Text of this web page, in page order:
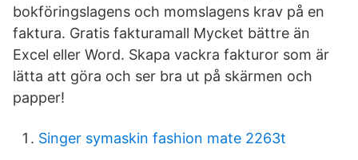
bokföringslagens och momslagens krav på en
faktura. Gratis fakturamall Mycket bättre än
Excel eller Word. Skapa vackra fakturor som är
lätta att göra och ser bra ut på skärmen och
papper!
Singer symaskin fashion mate 2263t